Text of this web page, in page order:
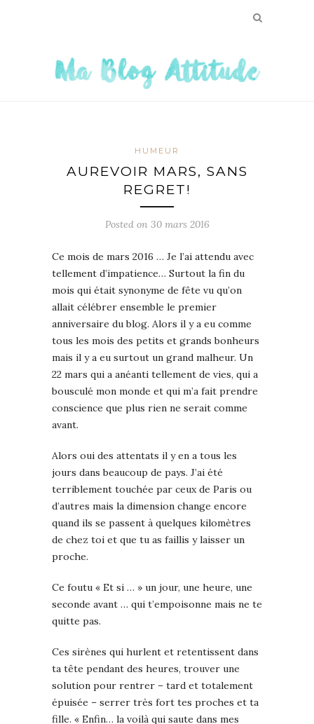
HUMEUR
AUREVOIR MARS, SANS
REGRET!
Posted on 30 mars 2016
Ce mois de mars 2016 … Je l’ai attendu avec
tellement d’impatience… Surtout la fin du
mois qui était synonyme de fête vu qu’on
allait célébrer ensemble le premier
anniversaire du blog. Alors il y a eu comme
tous les mois des petits et grands bonheurs
mais il y a eu surtout un grand malheur. Un
22 mars qui a anéanti tellement de vies, qui a
bousculé mon monde et qui m’a fait prendre
conscience que plus rien ne serait comme
avant.
Alors oui des attentats il y en a tous les
jours dans beaucoup de pays. J’ai été
terriblement touchée par ceux de Paris ou
d’autres mais la dimension change encore
quand ils se passent à quelques kilomètres
de chez toi et que tu as faillis y laisser un
proche.
Ce foutu « Et si … » un jour, une heure, une
seconde avant … qui t’empoisonne mais ne te
quitte pas.
Ces sirènes qui hurlent et retentissent dans
ta tête pendant des heures, trouver une
solution pour rentrer – tard et totalement
épuisée – serrer très fort tes proches et ta
fille. « Enfin… la voilà qui saute dans mes